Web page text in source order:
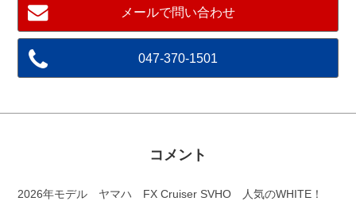
メールで問い合わせ
047-370-1501
コメント
2026年モデル ヤマハ FX Cruiser SVHO 人気のWHITE！